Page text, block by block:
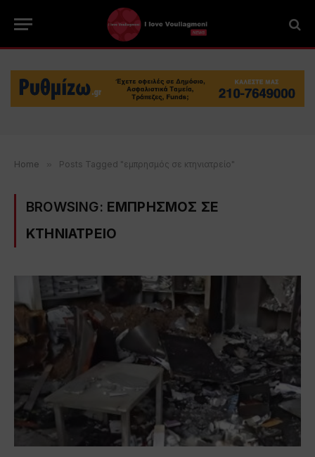
Home » Posts Tagged "εμπρησμός σε κτηνιατρείο"
BROWSING: ΕΜΠΡΗΣΜΟΣ ΣΕ
ΚΤΗΝΙΑΤΡΕΙΟ